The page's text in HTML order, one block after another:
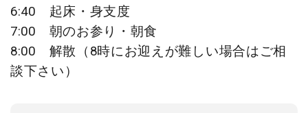
6:40 起床・身支度
7:00 朝のお参り ・朝食
8:00 解散（8時にお迎えが難しい場合はご相
談下さい）